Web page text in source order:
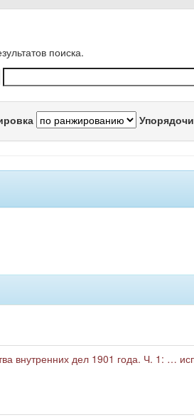
поиска.
внутренних дел 1901 года. Ч. 1: …